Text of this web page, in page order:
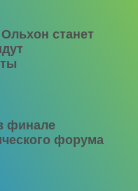
станет
финале
форума